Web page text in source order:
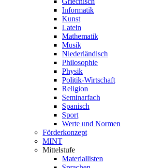
Informatik
Kunst
Latein
Mathematik
Musik
Niederländisch
Philosophie
Physik
Politik-Wirtschaft
Religion
Seminarfach
Spanisch
Sport
Werte und Normen
Förderkonzept
MINT
Mittelstufe
Materiallisten